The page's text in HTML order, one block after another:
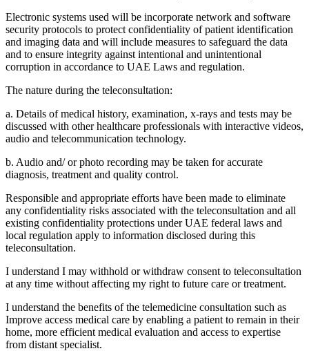
Electronic systems used will be incorporate network and software
security protocols to protect confidentiality of patient identification
and imaging data and will include measures to safeguard the data
and to ensure integrity against intentional and unintentional
corruption in accordance to UAE Laws and regulation.
The nature during the teleconsultation:
a. Details of medical history, examination, x-rays and tests may be
discussed with other healthcare professionals with interactive videos,
audio and telecommunication technology.
b. Audio and/ or photo recording may be taken for accurate
diagnosis, treatment and quality control.
Responsible and appropriate efforts have been made to eliminate
any confidentiality risks associated with the teleconsultation and all
existing confidentiality protections under UAE federal laws and
local regulation apply to information disclosed during this
teleconsultation.
I understand I may withhold or withdraw consent to teleconsultation
at any time without affecting my right to future care or treatment.
I understand the benefits of the telemedicine consultation such as
Improve access medical care by enabling a patient to remain in their
home, more efficient medical evaluation and access to expertise
from distant specialist.